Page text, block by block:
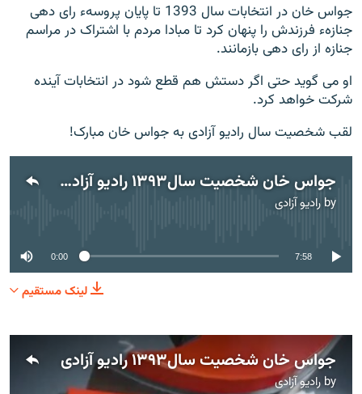
جواس خان در انتخابات سال 1393 تا پایان پروسهء رای دهی
جنازهء فرزندش را پنهان کرد تا مبادا مردم با اشتراک در مراسم
جنازه از رای دهی بازمانند.
او می گوید حتی اگر دستش هم قطع شود در انتخابات آینده
شرکت خواهد کرد.
لقب شخصیت سال رادیو آزادی به جواس خان مبارک!
جواس خان شخصیت سال۱۳۹۳ راديو آزادی انتخاب شد
by رادیو آزادی
No media source currently available
0:00 7:58
لینک مستقیم
جواس خان شخصیت سال۱۳۹۳ راديو آزادی
byرادیو آزادی